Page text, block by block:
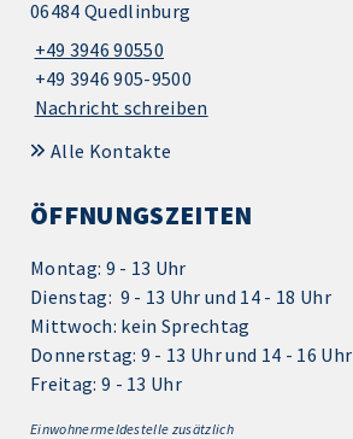
06484 Quedlinburg
+49 3946 90550
+49 3946 905-9500
Nachricht schreiben
Alle Kontakte
ÖFFNUNGSZEITEN
Montag: 9 - 13 Uhr
Dienstag: 9 - 13 Uhr und 14 - 18 Uhr
Mittwoch: kein Sprechtag
Donnerstag: 9 - 13 Uhr und 14 - 16 Uhr
Freitag: 9 - 13 Uhr
Einwohnermeldestelle zusätzlich